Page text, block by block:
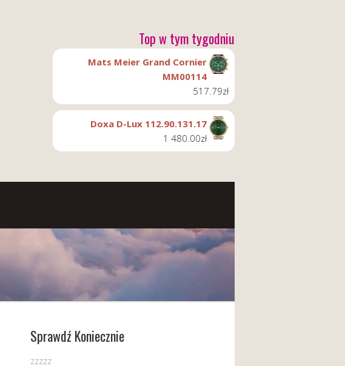
Top w tym tygodniu
Mats Meier Grand Cornier
MM00114
517.79zł
Doxa D-Lux 112.90.131.17
1 480.00zł
Sprawdź Koniecznie
zzzzz